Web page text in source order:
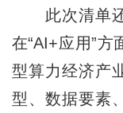
此次清单还
在“AI+应用”
型算力经济产
型、数据要素